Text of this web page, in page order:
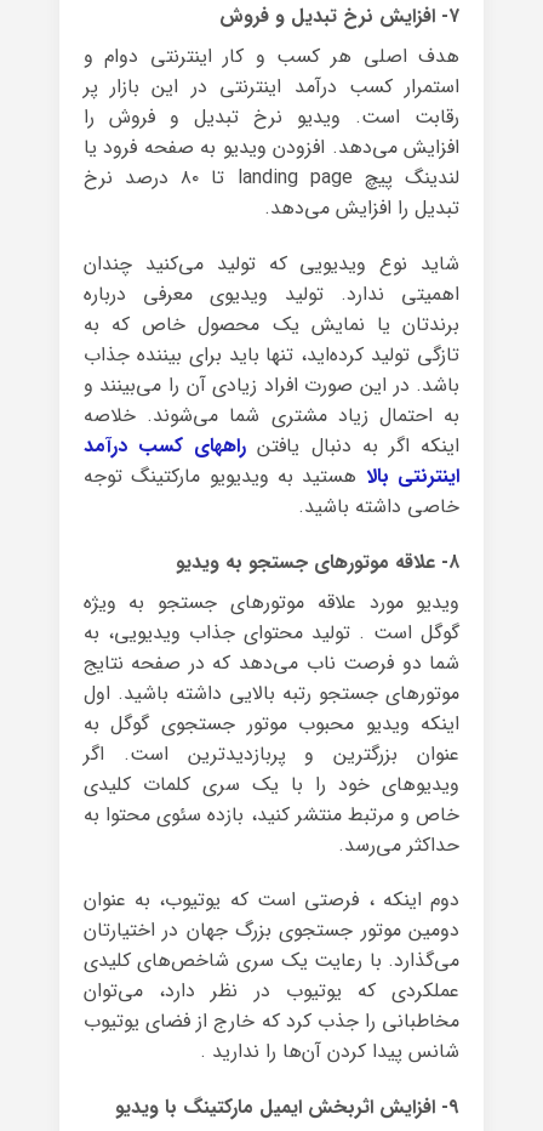
۷- افزایش نرخ تبدیل و فروش
هدف اصلی هر کسب و کار اینترنتی دوام و
استمرار کسب درآمد اینترنتی در این بازار پر
رقابت است. ویدیو نرخ تبدیل و فروش را
افزایش می‌دهد. افزودن ویدیو به صفحه فرود یا
لندینگ پیچ landing page تا ۸۰ درصد نرخ
تبدیل را افزایش می‌دهد.
شاید نوع ویدیویی که تولید می‌کنید چندان
اهمیتی ندارد. تولید ویدیوی معرفی درباره
برندتان یا نمایش یک محصول خاص که به
تازگی تولید کرده‌اید، تنها باید برای بیننده جذاب
باشد. در این صورت افراد زیادی آن را می‌بینند و
به احتمال زیاد مشتری شما می‌شوند. خلاصه
اینکه اگر به دنبال یافتن راههای کسب درآمد
اینترنتی بالا هستید به ویدیویو مارکتینگ توجه
خاصی داشته باشید.
۸- علاقه موتورهای جستجو به ویدیو
ویدیو مورد علاقه موتورهای جستجو به ویژه
گوگل است . تولید محتوای جذاب ویدیویی، به
شما دو فرصت ناب می‌دهد که در صفحه نتایج
موتورهای جستجو رتبه بالایی داشته باشید. اول
اینکه ویدیو محبوب موتور جستجوی گوگل به
عنوان بزرگترین و پربازدیدترین است. اگر
ویدیوهای خود را با یک سری کلمات کلیدی
خاص و مرتبط منتشر کنید، بازده سئوی محتوا به
حداکثر می‌رسد.
دوم اینکه ، فرصتی است که یوتیوب، به عنوان
دومین موتور جستجوی بزرگ جهان در اختیارتان
می‌گذارد. با رعایت یک سری شاخص‌های کلیدی
عملکردی که یوتیوب در نظر دارد، می‌توان
مخاطبانی را جذب کرد که خارج از فضای یوتیوب
شانس پیدا کردن آن‌ها را ندارید .
۹- افزایش اثربخش ایمیل مارکتینگ با ویدیو